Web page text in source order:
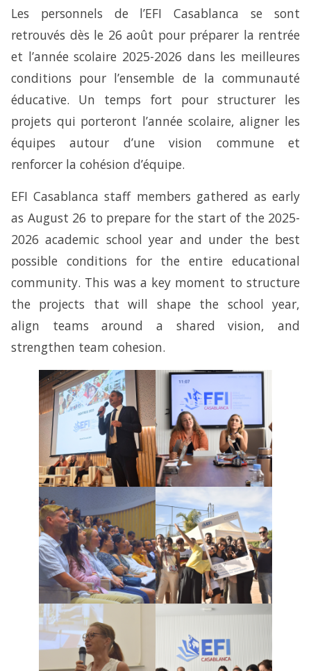
Les personnels de l’EFI Casablanca se sont
retrouvés dès le 26 août pour préparer la rentrée
et l’année scolaire 2025-2026 dans les meilleures
conditions pour l’ensemble de la communauté
éducative. Un temps fort pour structurer les
projets qui porteront l’année scolaire, aligner les
équipes autour d’une vision commune et
renforcer la cohésion d’équipe.
EFI Casablanca staff members gathered as early
as August 26 to prepare for the start of the 2025-
2026 academic school year and under the best
possible conditions for the entire educational
community. This was a key moment to structure
the projects that will shape the school year,
align teams around a shared vision, and
strengthen team cohesion.